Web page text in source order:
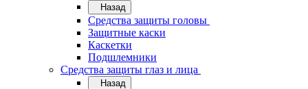
Назад
Средства защиты головы
Защитные каски
Каскетки
Подшлемники
Средства защиты глаз и лица
Назад